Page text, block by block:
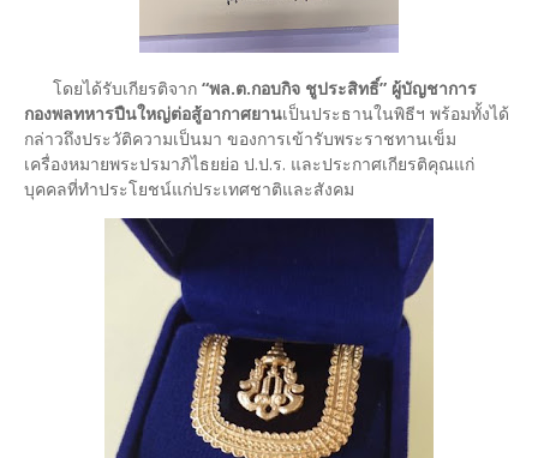
โดยได้รับเกียรติจาก “พล.ต.กอบกิจ ชูประสิทธิ์” ผู้บัญชาการ
กองพลทหารปืนใหญ่ต่อสู้อากาศยานเป็นประธานในพิธีฯ พร้อมทั้งได้
กล่าวถึงประวัติความเป็นมา ของการเข้ารับพระราชทานเข็ม
เครื่องหมายพระปรมาภิไธยย่อ ป.ป.ร. และประกาศเกียรติคุณแก่
บุคคลที่ทำประโยชน์แก่ประเทศชาติและสังคม